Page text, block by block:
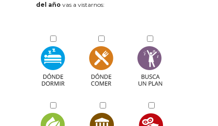
del año vas a vistarnos: